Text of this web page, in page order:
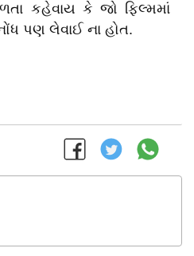
કહેવાય કે જો ફિલ્મમાં
પણ લેવાઈ ના હોત.